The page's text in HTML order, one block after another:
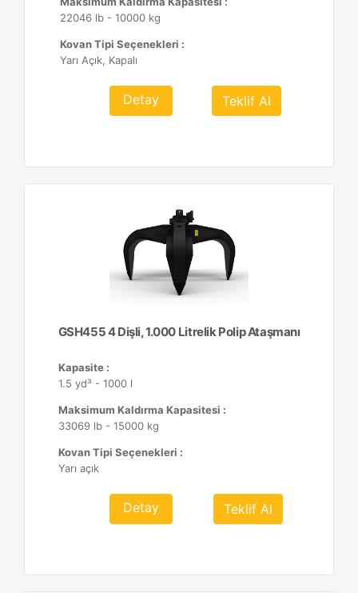
22046 lb - 10000 kg
Kovan Tipi Seçenekleri :
Yarı Açık, Kapalı
Detay Teklif Al
GSH455 4 Dişli, 1.000 Litrelik Polip Ataşmanı
Kapasite :
1.5 yd³ - 1000 l
Maksimum Kaldırma Kapasitesi :
33069 lb - 15000 kg
Kovan Tipi Seçenekleri :
Yarı açık
Detay Teklif Al